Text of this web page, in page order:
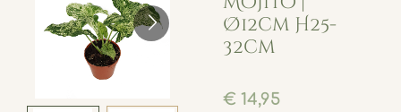
Ø12cm H25-
32cm
€ 14,95